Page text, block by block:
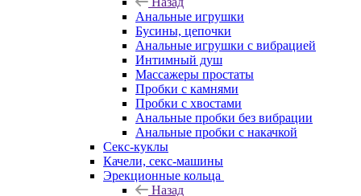
Анальные игрушки
Бусины, цепочки
Анальные игрушки с вибрацией
Интимный душ
Массажеры простаты
Пробки с камнями
Пробки с хвостами
Анальные пробки без вибрации
Анальные пробки с накачкой
Секс-куклы
Качели, секс-машины
Эрекционные кольца
Назад